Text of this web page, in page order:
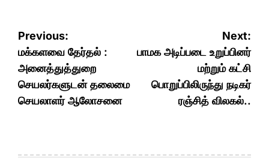
Post
navigation
Previous:
மக்களவை தேர்தல் :
அனைத்துத்துறை
செயலர்களுடன் தலைமை
செயலாளர் ஆலோசனை
Next:
பாமக அடிப்படை உறுப்பினர்
மற்றும் கட்சி
பொறுப்பிலிருந்து நடிகர்
ரஞ்சித் விலகல்..